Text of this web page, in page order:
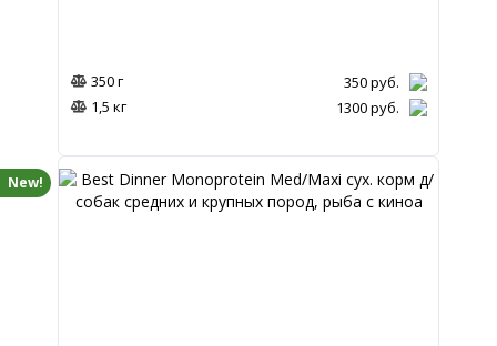
350 г 350руб.
1,5 кг
1300руб.
New!